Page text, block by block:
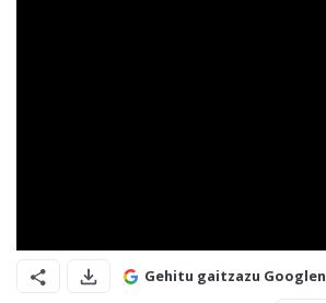
Gehitu gaitzazu Googlen